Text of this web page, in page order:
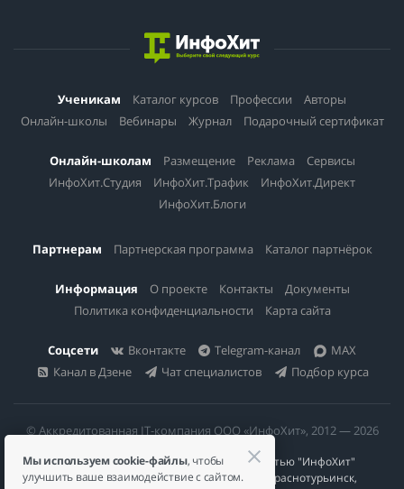
Ученикам Каталог курсов Профессии
Авторы
Онлайн-школы
Вебинары Журнал Подарочный сертификат
Онлайн-школам Размещение Реклама
Сервисы
ИнфоХит.Студия
ИнфоХит.Трафик
ИнфоХит.Директ
ИнфоХит.Блоги
Партнерам Партнерская программа Каталог партнёрок
Информация О проекте Контакты
Документы
Политика конфиденциальности
Карта сайта
Соцсети Вконтакте Telegram-канал
MAX
Канал в Дзене
Чат специалистов Подбор курса
© Аккредитованная IT-компания ООО «ИнфоХит», 2012 — 2026
Общество с ограниченной ответственностью "ИнфоХит"
624446, Россия, Свердловская область, г. Краснотурьинск,
Мы используем cookie-файлы, чтобы
улучшить ваше взаимодействие с сайтом.